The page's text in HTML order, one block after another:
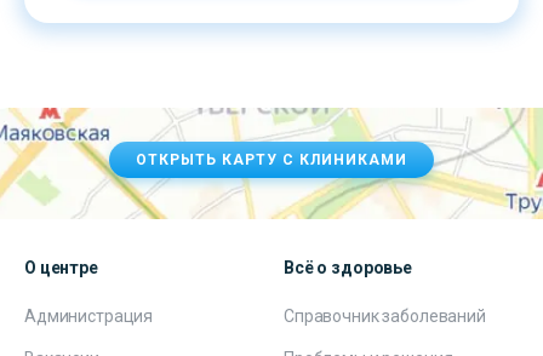
ОТКРЫТЬ КАРТУ С КЛИНИКАМИ
О центре
Администрация
Всё о здоровье
Справочник заболеваний